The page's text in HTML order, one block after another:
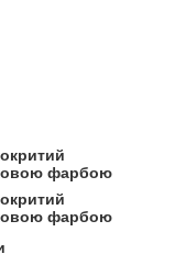
фарбою
фарбою